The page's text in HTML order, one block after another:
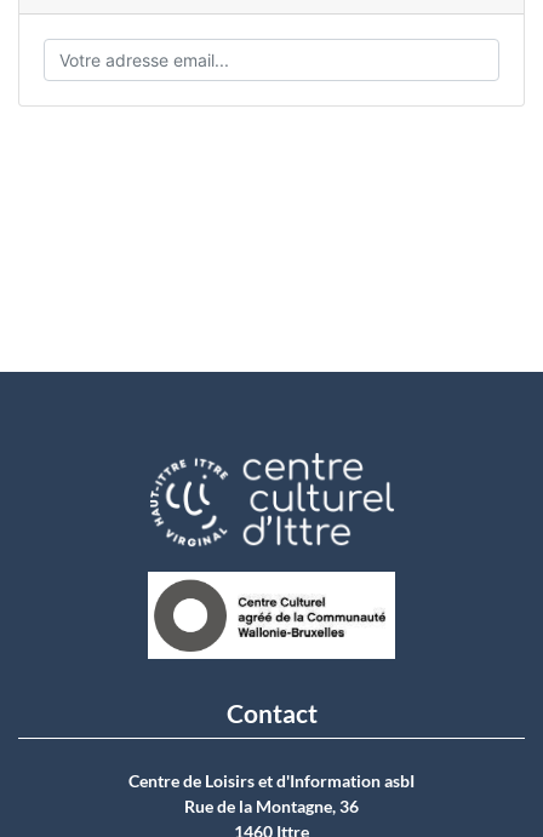
Contact
Centre de Loisirs et d'Information asbI
Rue de la Montagne, 36
1460 Ittre